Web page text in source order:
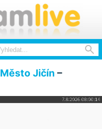

Město Jičín –